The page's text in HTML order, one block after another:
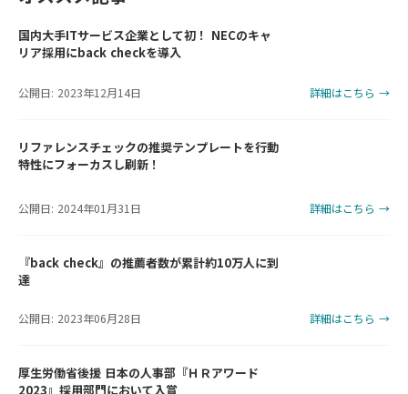
国内大手ITサービス企業として初！ NECのキャ
リア採用にback checkを導入
公開日: 2023年12月14日 詳細はこちら →
リファレンスチェックの推奨テンプレートを行動
特性にフォーカスし刷新！
公開日: 2024年01月31日 詳細はこちら →
『back check』の推薦者数が累計約10万人に到
達
公開日: 2023年06月28日 詳細はこちら →
厚生労働省後援 日本の人事部『ＨＲアワード
2023』採用部門において入賞